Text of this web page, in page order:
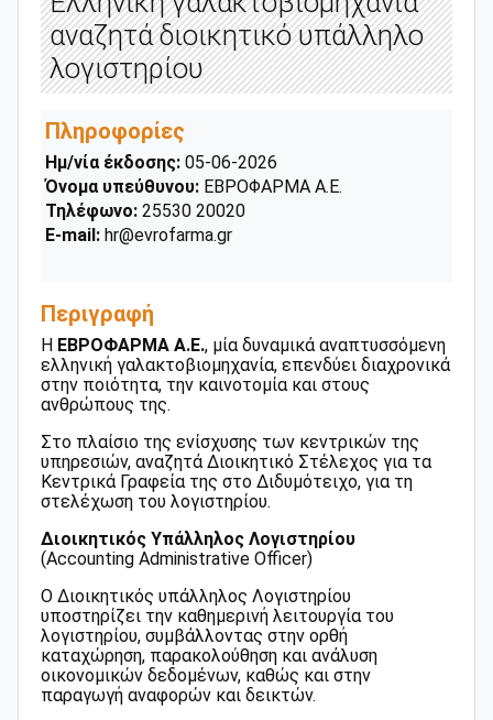
αναζητά διοικητικό υπάλληλο
λογιστηρίου
Πληροφορίες
Ημ/νία έκδοσης: 05-06-2026
Όνομα υπεύθυνου: ΕΒΡΟΦΑΡΜΑ Α.Ε.
Τηλέφωνο: 25530 20020
E-mail: hr@evrofarma.gr
Περιγραφή
Η ΕΒΡΟΦΑΡΜΑ Α.Ε., μία δυναμικά αναπτυσσόμενη
ελληνική γαλακτοβιομηχανία, επενδύει διαχρονικά
στην ποιότητα, την καινοτομία και στους
ανθρώπους της.
Στο πλαίσιο της ενίσχυσης των κεντρικών της
υπηρεσιών, αναζητά Διοικητικό Στέλεχος για τα
Κεντρικά Γραφεία της στο Διδυμότειχο, για τη
στελέχωση του λογιστηρίου.
Διοικητικός Υπάλληλος Λογιστηρίου
(Accounting Administrative Officer)
Ο Διοικητικός υπάλληλος Λογιστηρίου
υποστηρίζει την καθημερινή λειτουργία του
λογιστηρίου, συμβάλλοντας στην ορθή
καταχώρηση, παρακολούθηση και ανάλυση
οικονομικών δεδομένων, καθώς και στην
παραγωγή αναφορών και δεικτών.